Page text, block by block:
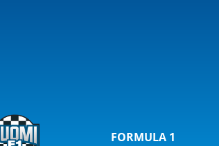
FORMULA 1